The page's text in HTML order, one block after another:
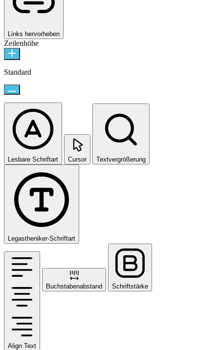
Links hervorheben
Zeilenhöhe
Standard
Lesbare Schriftart Cursor Textvergrößerung
Legastheniker-Schriftart
Align Text
Buchstabenabstand Schriftstärke